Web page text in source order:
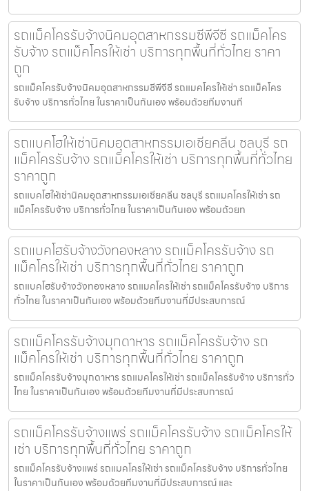
รถแม็คโครรับจ้างนิคมอุตสาหกรรมซีพีจีซี รถแม็คโคร
รับจ้าง รถแม็คโครให้เช่า บริการทุกพื้นที่ทั่วไทย ราคา
ถูก
รถแม็คโครรับจ้างนิคมอุตสาหกรรมซีพีจีซี รถแมคโครให้เช่า รถแม็คโคร
รับจ้าง บริการทั่วไทย ในราคาเป็นกันเอง พร้อมด้วยทีมงานที
รถแบคโฮให้เช่านิคมอุตสาหกรรมเอเชียคลีน ชลบุรี รถ
แม็คโครรับจ้าง รถแม็คโครให้เช่า บริการทุกพื้นที่ทั่วไทย
ราคาถูก
รถแบคโฮให้เช่านิคมอุตสาหกรรมเอเชียคลีน ชลบุรี รถแมคโครให้เช่า รถ
แม็คโครรับจ้าง บริการทั่วไทย ในราคาเป็นกันเอง พร้อมด้วยท
รถแบคโฮรับจ้างวังทองหลาง รถแม็คโครรับจ้าง รถ
แม็คโครให้เช่า บริการทุกพื้นที่ทั่วไทย ราคาถูก
รถแบคโฮรับจ้างวังทองหลาง รถแมคโครให้เช่า รถแม็คโครรับจ้าง บริการ
ทั่วไทย ในราคาเป็นกันเอง พร้อมด้วยทีมงานที่มีประสบการณ์
รถแม็คโครรับจ้างมุกดาหาร รถแม็คโครรับจ้าง รถ
แม็คโครให้เช่า บริการทุกพื้นที่ทั่วไทย ราคาถูก
รถแม็คโครรับจ้างมุกดาหาร รถแมคโครให้เช่า รถแม็คโครรับจ้าง บริการทั่ว
ไทย ในราคาเป็นกันเอง พร้อมด้วยทีมงานที่มีประสบการณ์
รถแม็คโครรับจ้างแพร่ รถแม็คโครรับจ้าง รถแม็คโครให้
เช่า บริการทุกพื้นที่ทั่วไทย ราคาถูก
รถแม็คโครรับจ้างแพร่ รถแมคโครให้เช่า รถแม็คโครรับจ้าง บริการทั่วไทย
ในราคาเป็นกันเอง พร้อมด้วยทีมงานที่มีประสบการณ์ และ